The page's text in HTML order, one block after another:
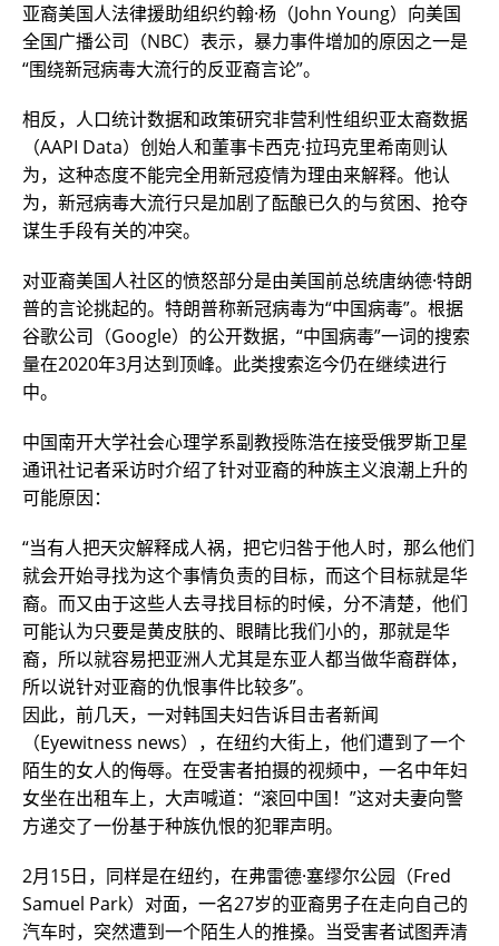
亚裔美国人法律援助组织约翰·杨（John Young）向美国
全国广播公司（NBC）表示，暴力事件增加的原因之一是
“围绕新冠病毒大流行的反亚裔言论”。
相反，人口统计数据和政策研究非营利性组织亚太裔数据
（AAPI Data）创始人和董事卡西克·拉玛克里希南则认
为，这种态度不能完全用新冠疫情为理由来解释。他认
为，新冠病毒大流行只是加剧了酝酿已久的与贫困、抢夺
谋生手段有关的冲突。
对亚裔美国人社区的愤怒部分是由美国前总统唐纳德·特朗
普的言论挑起的。特朗普称新冠病毒为“中国病毒”。根据
谷歌公司（Google）的公开数据，“中国病毒”一词的搜索
量在2020年3月达到顶峰。此类搜索迄今仍在继续进行
中。
中国南开大学社会心理学系副教授陈浩在接受俄罗斯卫星
通讯社记者采访时介绍了针对亚裔的种族主义浪潮上升的
可能原因：
“当有人把天灾解释成人祸，把它归咎于他人时，那么他们
就会开始寻找为这个事情负责的目标，而这个目标就是华
裔。而又由于这些人去寻找目标的时候，分不清楚，他们
可能认为只要是黄皮肤的、眼睛比我们小的，那就是华
裔，所以就容易把亚洲人尤其是东亚人都当做华裔群体，
所以说针对亚裔的仇恨事件比较多”。
因此，前几天，一对韩国夫妇告诉目击者新闻
（Eyewitness news），在纽约大街上，他们遭到了一个
陌生的女人的侮辱。在受害者拍摄的视频中，一名中年妇
女坐在出租车上，大声喊道：“滚回中国！”这对夫妻向警
方递交了一份基于种族仇恨的犯罪声明。
2月15日，同样是在纽约，在弗雷德·塞缪尔公园（Fred
Samuel Park）对面，一名27岁的亚裔男子在走向自己的
汽车时，突然遭到一个陌生人的推搡。当受害者试图弄清